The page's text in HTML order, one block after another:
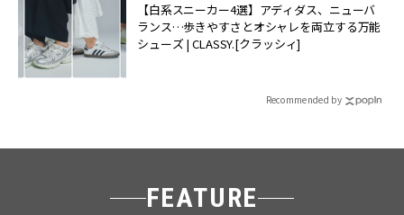
【白系スニーカー4選】アディダス、ニューバ
ランス…歩きやすさとオシャレを両立する万能
シューズ | CLASSY.[クラッシィ]
Recommended by
FEATURE